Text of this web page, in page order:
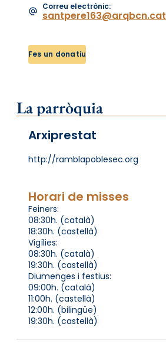
Correu electrònic:
santpere163@arqbcn.cat
Fes un donatiu
La parròquia
Arxiprestat
http://ramblapoblesec.org
Horari de misses
Feiners:
08:30h. (català)
18:30h. (castellà)
Vigílies:
08:30h. (català)
19:30h. (castellà)
Diumenges i festius:
09:00h. (català)
11:00h. (castellà)
12:00h. (bilingüe)
19:30h. (castellà)